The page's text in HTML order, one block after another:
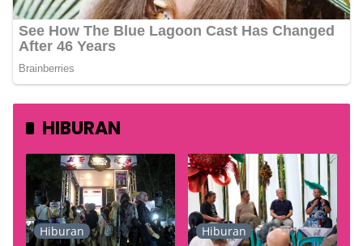
HIBURAN
Hiburan Hiburan